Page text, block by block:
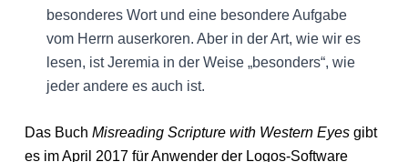
besonderes Wort und eine besondere Aufgabe
vom Herrn auserkoren. Aber in der Art, wie wir es
lesen, ist Jeremia in der Weise „besonders“, wie
jeder andere es auch ist.
Das Buch Misreading Scripture with Western Eyesgibt
es im April 2017 für Anwender der Logos-Software